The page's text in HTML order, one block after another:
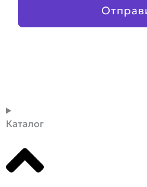
Каталог